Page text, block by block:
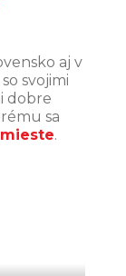
aj v
svojimi
dobre
sa
mieste.